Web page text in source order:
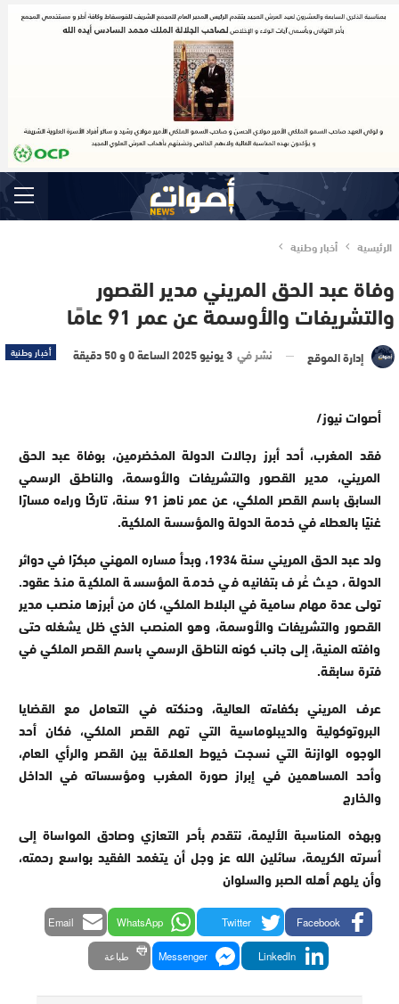
الرئيسية أخبار وطنية
وفاة عبد الحق المريني مدير القصور
والتشريفات والأوسمة عن عمر 91 عامًا
أخبار وطنية إدارة الموقع نشر في 3 يونيو 2025 الساعة 0 و 50 دقيقة
أصوات نيوز/
فقد المغرب، أحد أبرز رجالات الدولة المخضرمين، بوفاة عبد الحق
المريني، مدير القصور والتشريفات والأوسمة، والناطق الرسمي
السابق باسم القصر الملكي، عن عمر ناهز 91 سنة، تاركًا وراءه مسارًا
غنيًا بالعطاء في خدمة الدولة والمؤسسة الملكية.
ولد عبد الحق المريني سنة 1934، وبدأ مساره المهني مبكرًا في دوائر
الدولة، حيث عُرف بتفانيه في خدمة المؤسسة الملكية منذ عقود.
تولى عدة مهام سامية في البلاط الملكي، كان من أبرزها منصب مدير
القصور والتشريفات والأوسمة، وهو المنصب الذي ظل يشغله حتى
وافته المنية، إلى جانب كونه الناطق الرسمي باسم القصر الملكي في
فترة سابقة.
عرف المريني بكفاءته العالية، وحنكته في التعامل مع القضايا
البروتوكولية والديبلوماسية التي تهم القصر الملكي، فكان أحد
الوجوه الوازنة التي نسجت خيوط العلاقة بين القصر والرأي العام،
وأحد المساهمين في إبراز صورة المغرب ومؤسساته في الداخل
والخارج
وبهذه المناسبة الأليمة، نتقدم بأحر التعازي وصادق المواساة إلى
أسرته الكريمة، سائلين الله عز وجل أن يتغمد الفقيد بواسع رحمته،
وأن يلهم أهله الصبر والسلوان
Facebook
Twitter
WhatsApp
Email
LinkedIn
Messenger طباعة